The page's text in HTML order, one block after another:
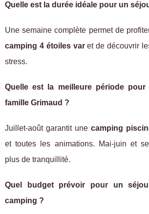
Quelle est la durée idéale pour un
Une semaine complète permet de
camping 4 étoiles varet de découvrir
stress.
Quelle est la meilleure période pour
famille Grimaud ?
Juillet-août garantit unecamping
et toutes les animations. Mai-juin et
plus de tranquillité.
Quel budget prévoir pour un
camping ?